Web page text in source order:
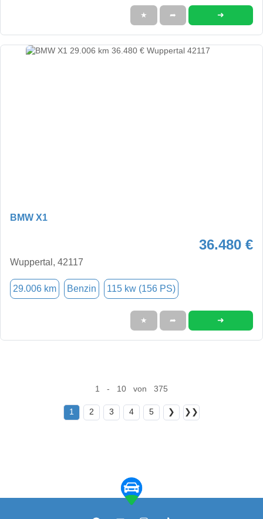
★ ➦ ➜
BMW X1
36.480 €
Wuppertal, 42117
29.006 km Benzin 115 kw (156 PS)
★ ➦ ➜
1 - 10 von 375
1 2 3 4 5 ❯ ❯❯